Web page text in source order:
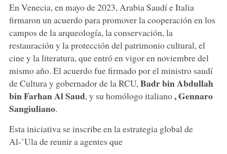
En Venecia, en mayo de 2023, Arabia Saudí e Italia
firmaron un acuerdo para promover la cooperación en los
campos de la arqueología, la conservación, la
restauración y la protección del patrimonio cultural, el
cine y la literatura, que entró en vigor en noviembre del
mismo año. El acuerdo fue firmado por el ministro saudí
de Cultura y gobernador de la RCU, Badr bin Abdullah
bin Farhan Al Saud, y su homólogo italiano, Gennaro
Sangiuliano.
Esta iniciativa se inscribe en la estrategia global de
Al-’Ula de reunir a agentes que